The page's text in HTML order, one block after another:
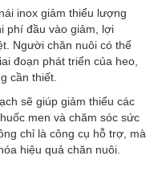
inox giảm thiểu lượng
phí đầu vào giảm, lợi
Người chăn nuôi có thể
đoạn phát triển của heo,
cần thiết.
sẽ giúp giảm thiểu các
men và chăm sóc sức
chỉ là công cụ hỗ trợ, mà
hiệu quả chăn nuôi.